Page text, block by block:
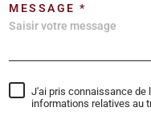
MESSAGE *
J'ai pris connaissance de
informations relatives au